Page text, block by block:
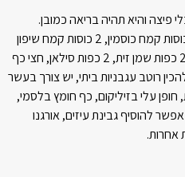
פיצה והיא תהיה בריאה כמובן.
לצורך פיצה בריאה, אנחנו צריכים 4 כוסות קמח כוסמין, 2 כוסות קמח שיפון
מלא, 2 כפות שמרים טריים משקית, 2 כפות שמן זית, 2 כפות סילאן, חצי כף
להכין רוטב עגבניות ביתי, יש צורך בעשר
חופן עלי בזיליקום, כף חומץ בלסמי,
להוסיף גבינת עיזים, אורגנו
אחרות.